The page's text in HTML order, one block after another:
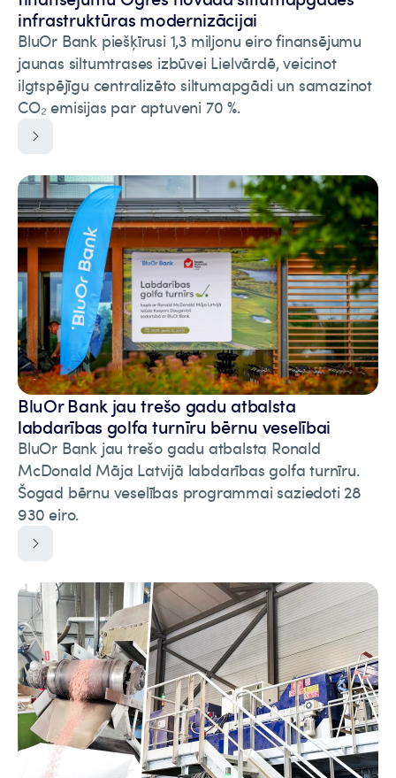
infrastruktūras modernizācijai
BluOr Bank piešķīrusi 1,3 miljonu eiro finansējumu
jaunas siltumtrases izbūvei Lielvārdē, veicinot
ilgtspējīgu centralizēto siltumapgādi un samazinot
CO₂ emisijas par aptuveni 70 %.
BluOr Bank jau trešo gadu atbalsta
labdarības golfa turnīru bērnu veselībai
BluOr Bank jau trešo gadu atbalsta Ronald
McDonald Māja Latvijā labdarības golfa turnīru.
Šogad bērnu veselības programmai saziedoti 28
930 eiro.